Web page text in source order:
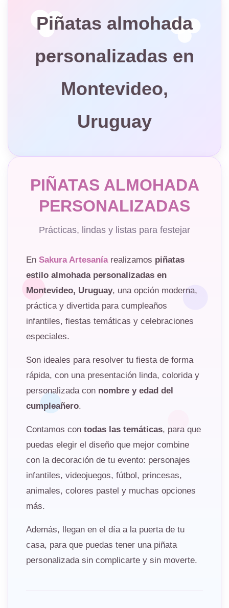
Piñatas almohada
personalizadas en
Montevideo,
Uruguay
PIÑATAS ALMOHADA
PERSONALIZADAS
Prácticas, lindas y listas para festejar
En Sakura Artesaníarealizamos piñatas
estilo almohada personalizadas en
Montevideo, Uruguay, una opción moderna,
práctica y divertida para cumpleaños
infantiles, fiestas temáticas y celebraciones
especiales.
Son ideales para resolver tu fiesta de forma
rápida, con una presentación linda, colorida y
personalizada con nombre y edad del
cumpleañero.
Contamos con todas las temáticas, para que
puedas elegir el diseño que mejor combine
con la decoración de tu evento: personajes
infantiles, videojuegos, fútbol, princesas,
animales, colores pastel y muchas opciones
más.
Además, llegan en el día a la puerta de tu
casa, para que puedas tener una piñata
personalizada sin complicarte y sin moverte.